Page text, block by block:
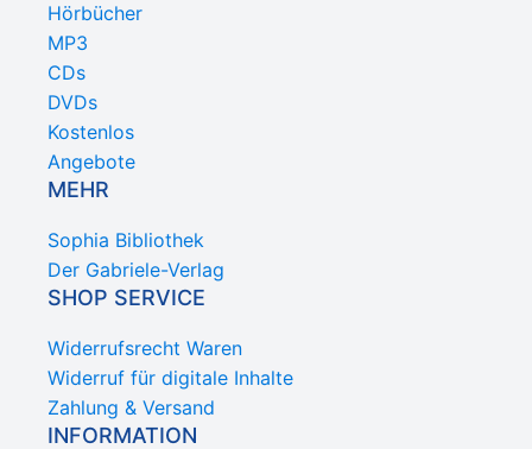
Hörbücher
MP3
CDs
DVDs
Kostenlos
Angebote
MEHR
Sophia Bibliothek
Der Gabriele-Verlag
SHOP SERVICE
Widerrufsrecht Waren
Widerruf für digitale Inhalte
Zahlung & Versand
INFORMATION